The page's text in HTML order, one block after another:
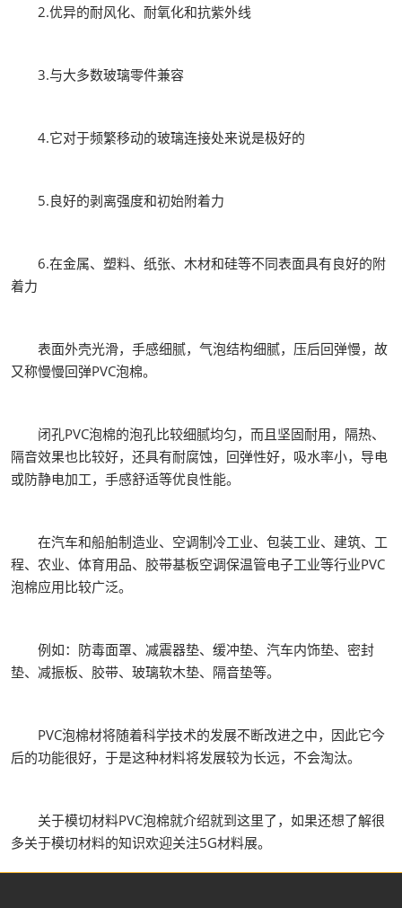
2.优异的耐风化、耐氧化和抗紫外线
3.与大多数玻璃零件兼容
4.它对于频繁移动的玻璃连接处来说是极好的
5.良好的剥离强度和初始附着力
6.在金属、塑料、纸张、木材和硅等不同表面具有良好的附
着力
表面外壳光滑，手感细腻，气泡结构细腻，压后回弹慢，故
又称慢慢回弹PVC泡棉。
闭孔PVC泡棉的泡孔比较细腻均匀，而且坚固耐用，隔热、
隔音效果也比较好，还具有耐腐蚀，回弹性好，吸水率小，导电
或防静电加工，手感舒适等优良性能。
在汽车和船舶制造业、空调制冷工业、包装工业、建筑、工
程、农业、体育用品、胶带基板空调保温管电子工业等行业PVC
泡棉应用比较广泛。
例如：防毒面罩、减震器垫、缓冲垫、汽车内饰垫、密封
垫、减振板、胶带、玻璃软木垫、隔音垫等。
PVC泡棉材将随着科学技术的发展不断改进之中，因此它今
后的功能很好，于是这种材料将发展较为长远，不会淘汰。
关于模切材料PVC泡棉就介绍就到这里了，如果还想了解很
多关于模切材料的知识欢迎关注5G材料展。